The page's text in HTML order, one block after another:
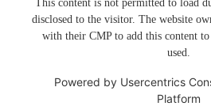
This content is not permitted to load
disclosed to the visitor. The website
with their CMP to add this content
used.
Powered by Usercentrics
Platform